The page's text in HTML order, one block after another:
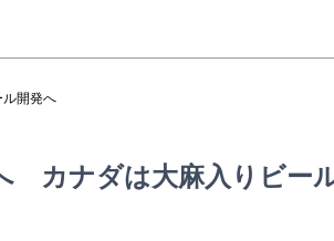
開発へ
カナダは大麻入りビー